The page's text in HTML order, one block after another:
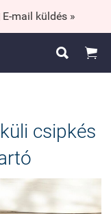
E-mail küldés »
 
csipkés